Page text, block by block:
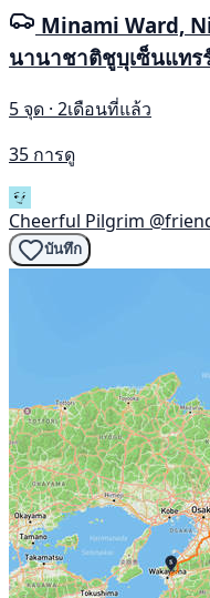
Minami Ward,
นานาชาติชูบุเซ็นแทร
5 จุด · 2เดือนที่แล้ว
35 การดู
Cheerful Pilgrim
บันทึก